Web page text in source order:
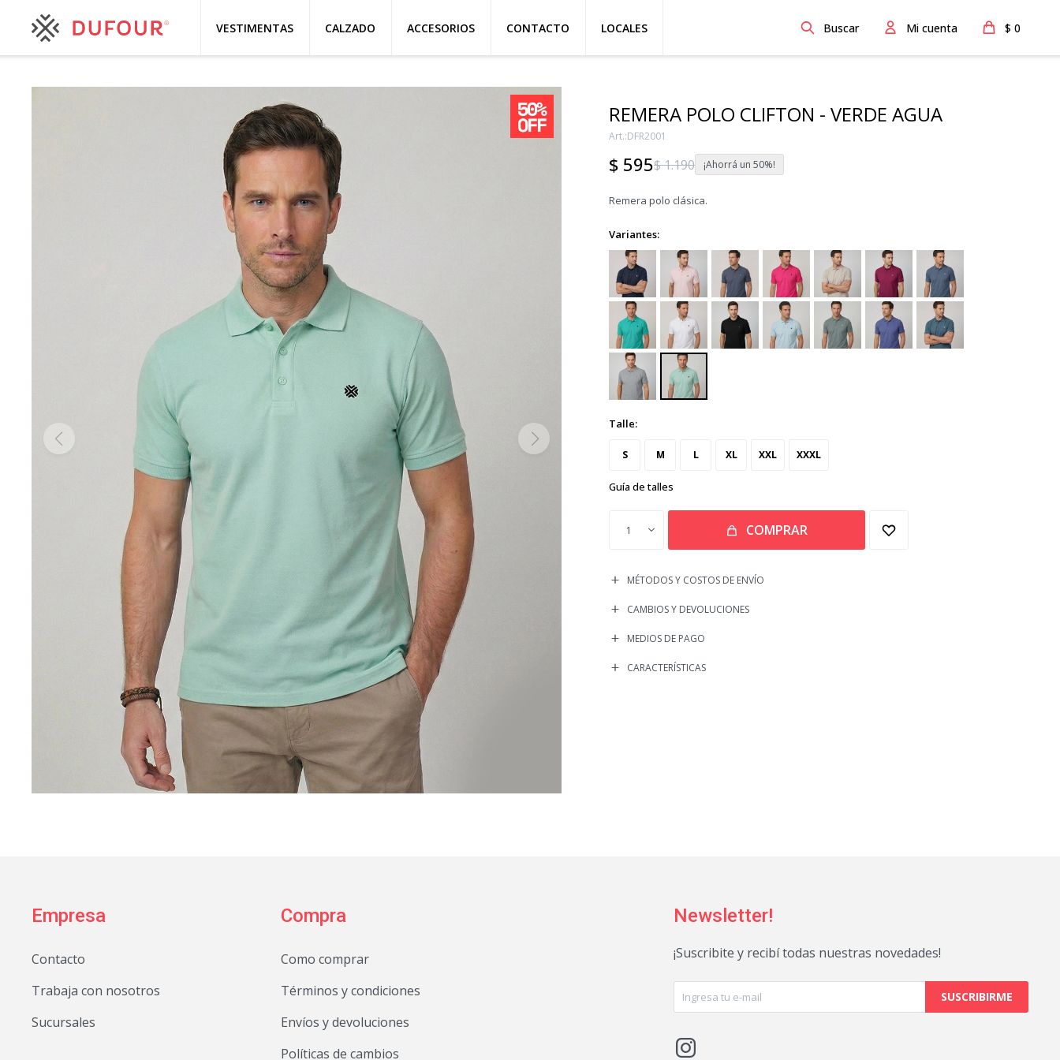
VESTIMENTAS CALZADO ACCESORIOS CONTACTO LOCALES $ 0
REMERA POLO CLIFTON - VERDE AGUA
DFR2001
$ 595$1.190 50
Remera polo clásica.
Variantes:
Talle:
S M L XL XXL XXXL
Guía de talles
1 COMPRAR
MÉTODOS Y COSTOS DE ENVÍO
CAMBIOS Y DEVOLUCIONES
MEDIOS DE PAGO
CARACTERÍSTICAS
Empresa
Contacto
Trabaja con nosotros
Sucursales
Compra
Como comprar
Términos y condiciones
Envíos y devoluciones
Políticas de cambios
Newsletter!
¡Suscribite y recibí todas nuestras novedades!
SUSCRIBIRME
